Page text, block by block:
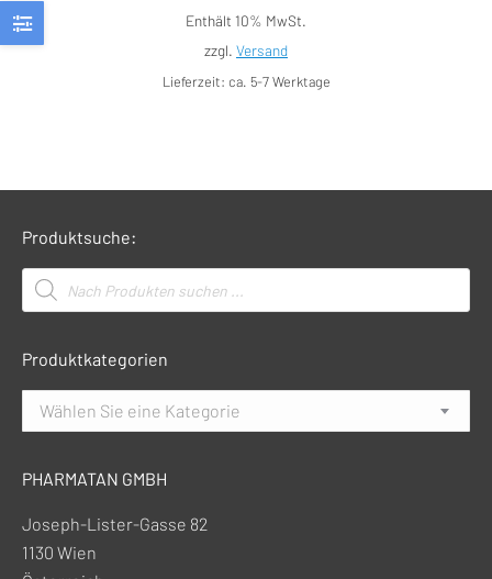
Enthält 10% MwSt.
zzgl. Versand
Lieferzeit: ca. 5-7 Werktage
Produktsuche:
Products
search
Produktkategorien
Wählen Sie eine Kategorie
PHARMATAN GMBH
Joseph-Lister-Gasse 82
1130 Wien